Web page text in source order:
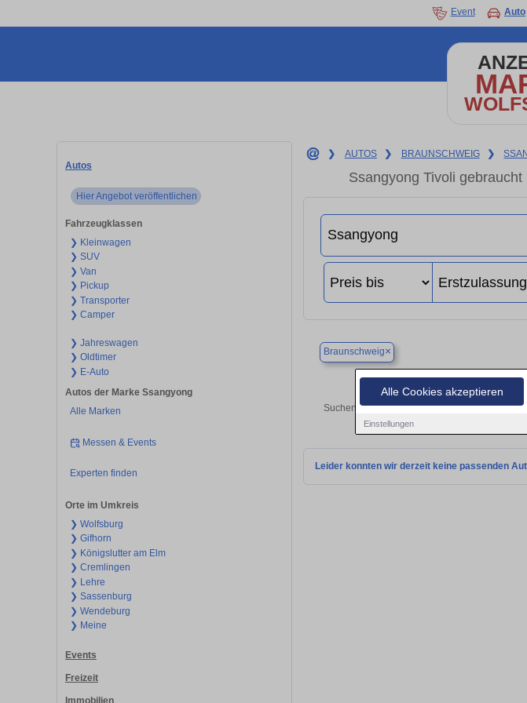
Alle Cookies akzeptieren
Einstellungen
Event Auto
Autos
Hier Angebot veröffentlichen
Fahrzeugklassen
❯ Kleinwagen
❯ SUV
❯ Van
❯ Pickup
❯ Transporter
❯ Camper
❯ Jahreswagen
❯ Oldtimer
❯ E-Auto
Autos der Marke Ssangyong
Alle Marken
Messen & Events
Experten finden
Orte im Umkreis
❯ Wolfsburg
❯ Gifhorn
❯ Königslutter am Elm
❯ Cremlingen
❯ Lehre
❯ Sassenburg
❯ Wendeburg
❯ Meine
Events
Freizeit
Immobilien
❯ AUTOS ❯ BRAUNSCHWEIG ❯
Ssangyong Tivoli
Braunschweig×
Finden
Suchen Sie in Braunschweig einen
Leider konnten wir derzeit keine passenden